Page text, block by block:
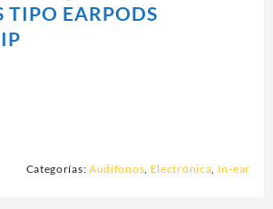
TIPO EARPODS
Categorías: Audífonos, Electrónica, In-ear